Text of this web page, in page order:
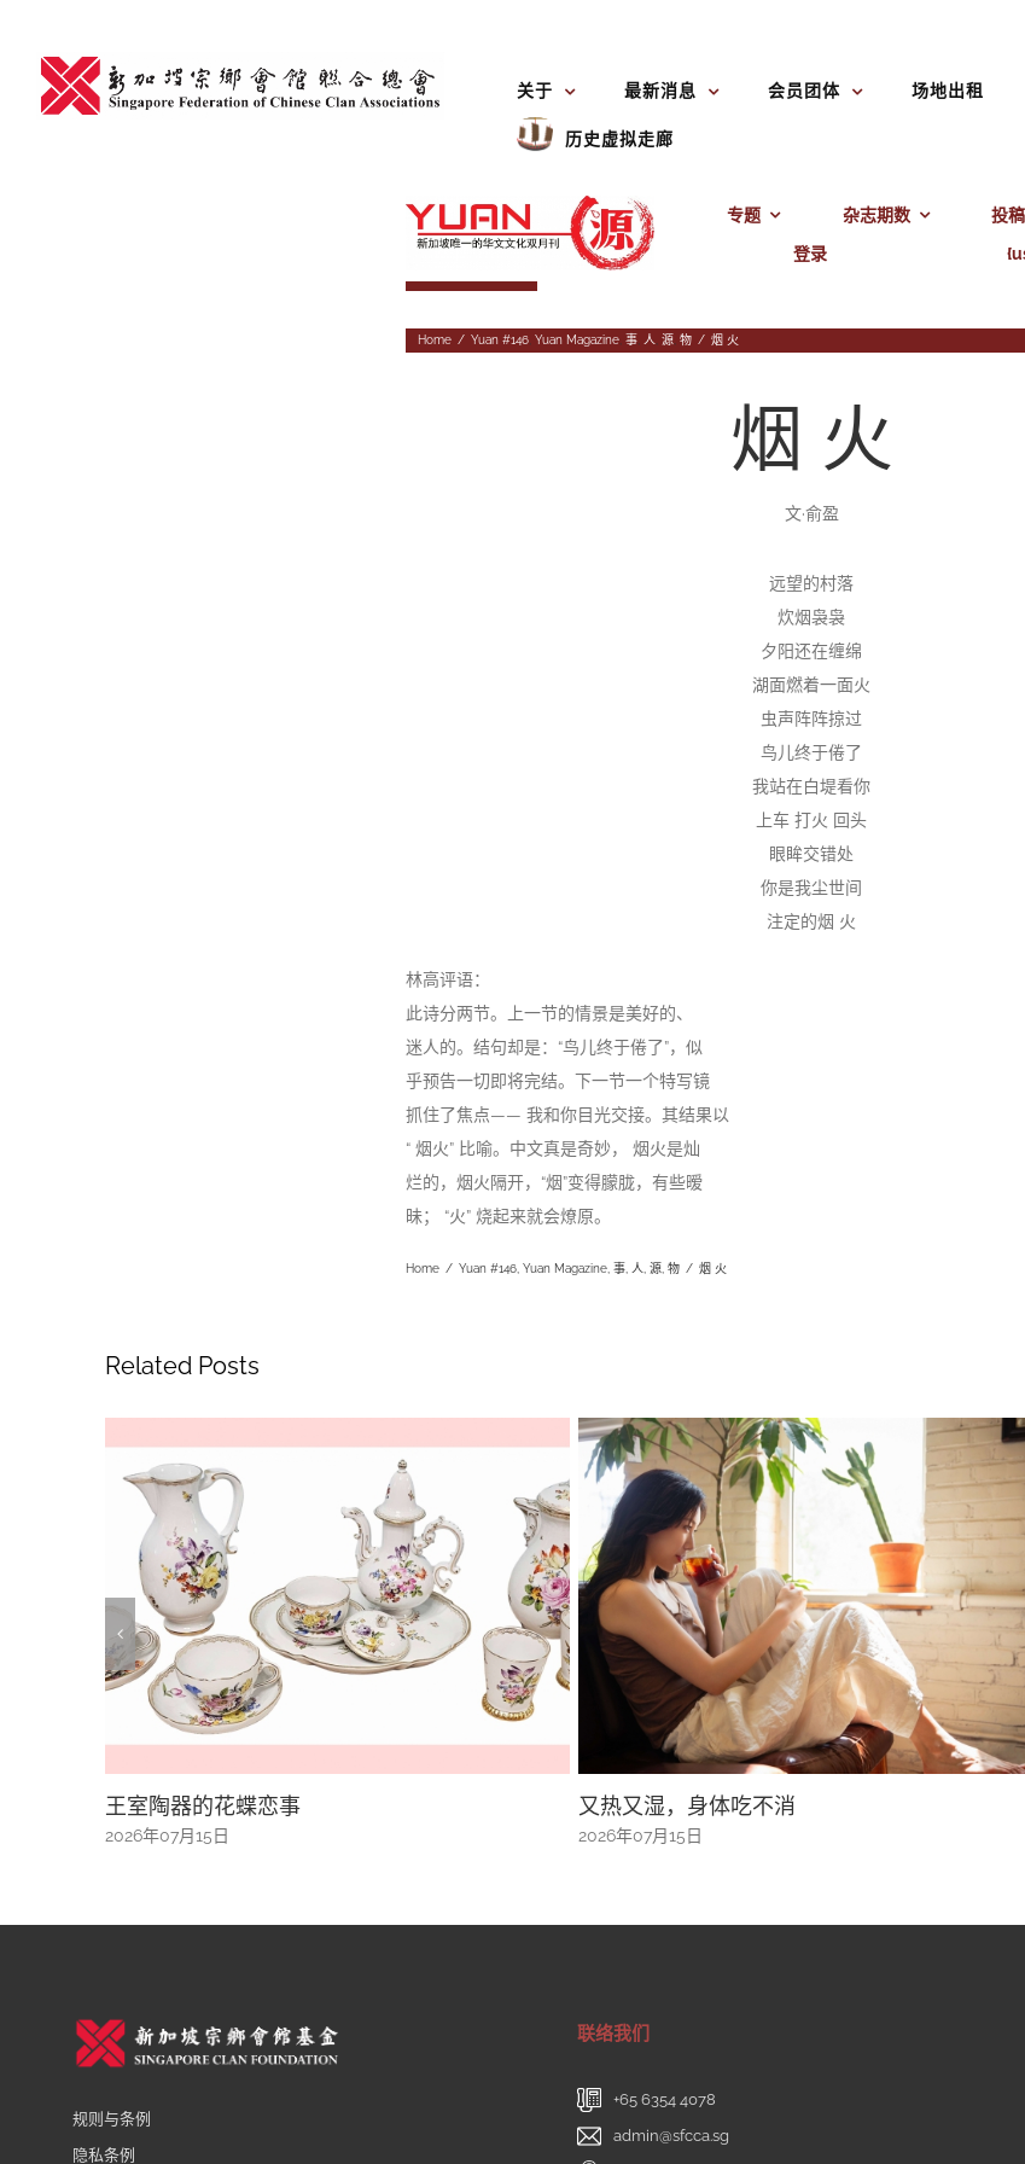
content
关于
最新消息 会员团体 场地出租
历史虚拟走廊
专题 杂志期数 投稿
登录
Home / Yuan #146, Yuan Magazine, 事, 人, 源, 物 / 烟 火
烟 火
文·俞盈
远望的村落
炊烟袅袅
夕阳还在缠绵
湖面燃着一面火
虫声阵阵掠过
鸟儿终于倦了
我站在白堤看你
上车 打火 回头
眼眸交错处
你是我尘世间
注定的烟 火
林高评语：
此诗分两节。上一节的情景是美好的、
迷人的。结句却是：“鸟儿终于倦了”，似
乎预告一切即将完结。下一节一个特写镜
抓住了焦点—— 我和你目光交接。其结果以
“ 烟火” 比喻。中文真是奇妙， 烟火是灿
烂的，烟火隔开，“烟”变得朦胧，有些暧
昧； “火” 烧起来就会燎原。
Home / Yuan #146, Yuan Magazine, 事, 人, 源, 物 / 烟 火
Related Posts
陶器的花蝶恋事 又热又湿，身体吃不消 推陈出新
规则与条例
联络我们
+65 6354 4078
admin@sfcca.sg